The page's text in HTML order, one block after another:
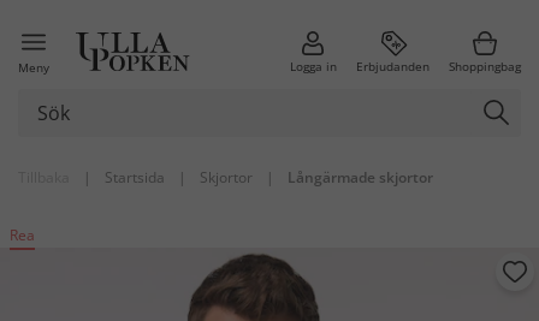
Meny Logga in Erbjudanden Shoppingbag
| Startsida | Skjortor | Långärmade skjortor
Rea